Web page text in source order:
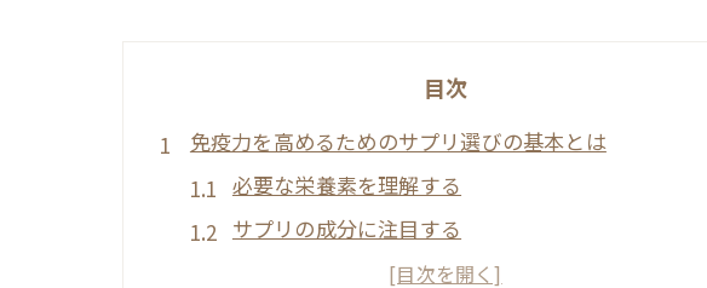
目次
免疫力を高めるためのサプリ選びの基本とは
必要な栄養素を理解する
サプリの成分に注目する
信頼できるブランドの選び方